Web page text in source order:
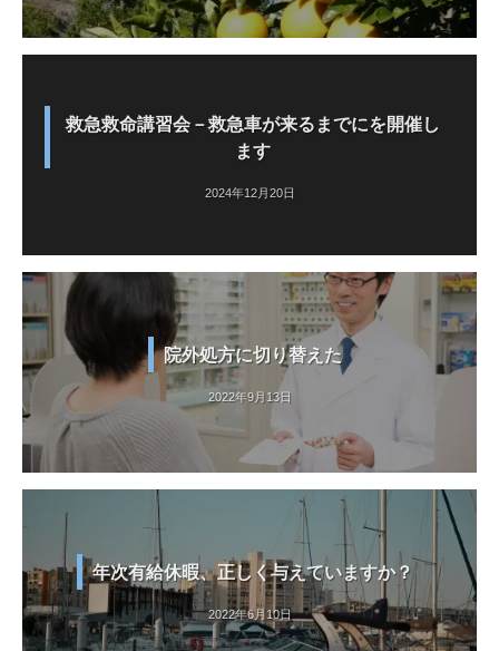
救急救命講習会－救急車が来るまでにを開催し
ます
2024年12月20日
院外処方に切り替えた
2022年9月13日
年次有給休暇、正しく与えていますか？
2022年6月10日